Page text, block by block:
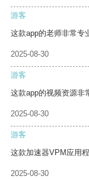
游客
这款app的老师非常专
2025-08-30
游客
这款app的视频资源非
2025-08-30
游客
这款加速器VPM应用
2025-08-30